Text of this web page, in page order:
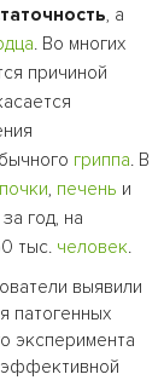
, а
. Во многих
причиной
гриппа. В
почки, печень и
год, на
тыс. человек.
выявили
патогенных
эксперимента